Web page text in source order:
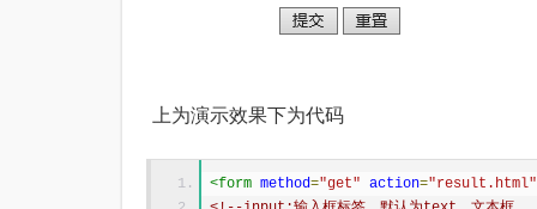
上为演示效果下为代码
<form method="get" action="result.html"